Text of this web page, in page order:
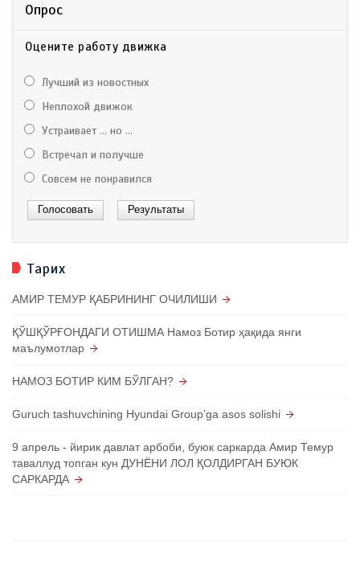
Опрос
Оцените работу движка
Лучший из новостных
Неплохой движок
Устраивает ... но ...
Встречал и получше
Совсем не понравился
Тарих
АМИР ТЕМУР ҚАБРИНИНГ ОЧИЛИШИ
ҚЎШҚЎРҒОНДАГИ ОТИШМА Намоз Ботир ҳақида янги
маълумотлар
НАМОЗ БОТИР КИМ БЎЛГАН?
Guruch tashuvchining Hyundai Groupʼga asos solishi
9 апрель - йирик давлат арбоби, буюк саркарда Амир Темур
таваллуд топган кун ДУНЁНИ ЛОЛ ҚОЛДИРГАН БУЮК
САРКАРДА